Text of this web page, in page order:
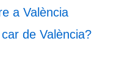
a València
de València?